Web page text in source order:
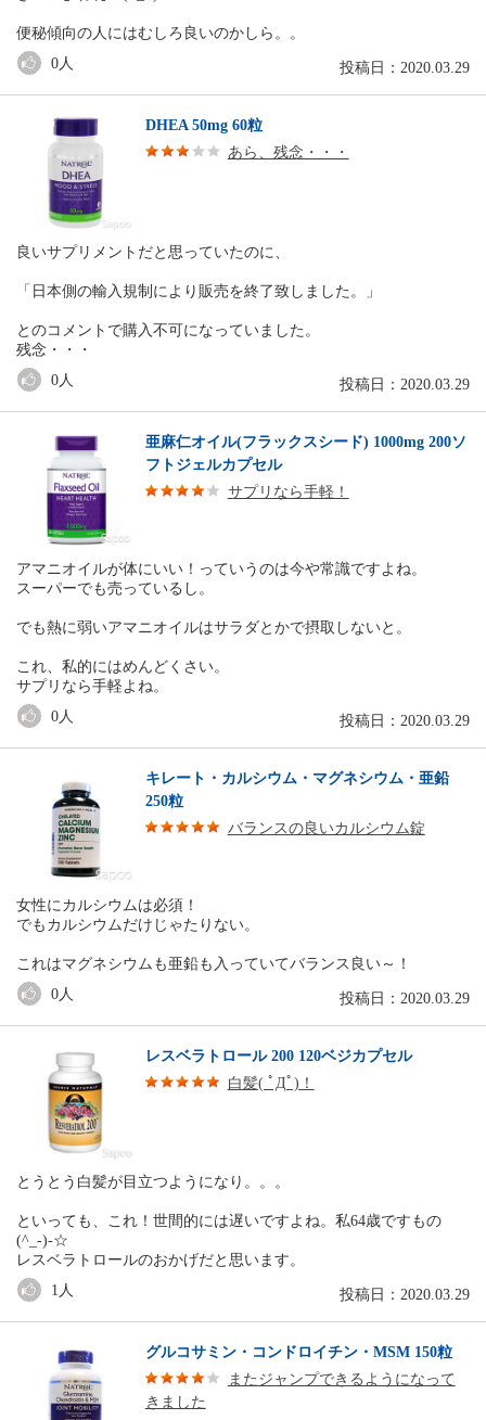
便秘傾向の人にはむしろ良いのかしら。。
投稿日：2020.03.29
0人
DHEA 50mg 60粒
あら、残念・・・
良いサプリメントだと思っていたのに、
「日本側の輸入規制により販売を終了致しました。」
とのコメントで購入不可になっていました。
残念・・・
投稿日：2020.03.29
0人
亜麻仁オイル(フラックスシード) 1000mg 200ソ
フトジェルカプセル
サプリなら手軽！
アマニオイルが体にいい！っていうのは今や常識ですよね。
スーパーでも売っているし。
でも熱に弱いアマニオイルはサラダとかで摂取しないと。
これ、私的にはめんどくさい。
サプリなら手軽よね。
投稿日：2020.03.29
0 人
キレート・カルシウム・マグネシウム・亜鉛
250粒
バランスの良いカルシウム錠
女性にカルシウムは必須！
でもカルシウムだけじゃたりない。
これはマグネシウムも亜鉛も入っていてバランス良い～！
投稿日：2020.03.29
0 人
レスベラトロール 200 120ベジカプセル
白髪( ﾟДﾟ)！
とうとう白髪が目立つようになり。。。
といっても、これ！世間的には遅いですよね。私64歳ですもの
(^_-)-☆
レスベラトロールのおかげだと思います。
投稿日：2020.03.29
1 人
グルコサミン・コンドロイチン・MSM 150粒
またジャンプできるようになって
きました